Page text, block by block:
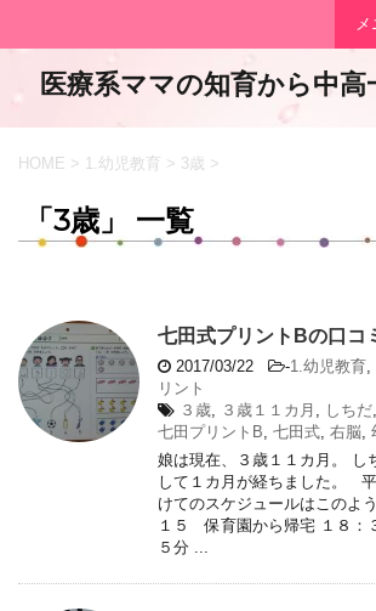
医療系ママの知育から中高
HOME > 1.幼児教育 > 3歳 >
「3歳」 一覧
七田式プリントBの口コ
2017/03/22 -1.幼児教育,
リント
３歳, ３歳１１カ月 , しちだ,
七田プリントB, 七田式, 右脳,
娘は現在、３歳１１カ月。 し
して１カ月が経ちました。
けてのスケジュールはこのよ
１５ 保育園から帰宅 １８
５分 ...